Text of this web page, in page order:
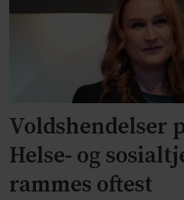
Voldshendelser
Helse- og
rammes oftest